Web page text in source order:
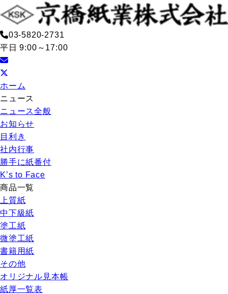
03-5820-2731
平日 9:00～17:00
ホーム
ニュース
ニュース全般
お知らせ
目利き
社内行事
勝手に紙番付
K’s to Face
商品一覧
上質紙
中下級紙
塗工紙
微塗工紙
書籍用紙
その他
オリジナル見本帳
紙厚一覧表